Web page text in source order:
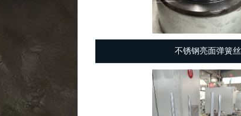
不锈钢亮面弹簧丝